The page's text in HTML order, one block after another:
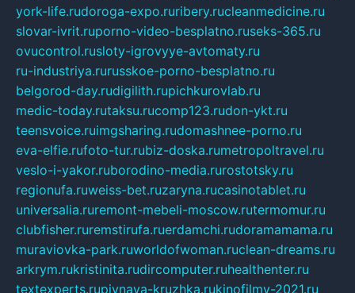
york-life.rudoroga-expo.ruribery.rucleanmedicine.ru
slovar-ivrit.ruporno-video-besplatno.ruseks-365.ru
ovucontrol.rusloty-igrovyye-avtomaty.ru
ru-industriya.rurusskoe-porno-besplatno.ru
belgorod-day.rudigilith.rupichkurovlab.ru
medic-today.rutaksu.rucomp123.rudon-ykt.ru
teensvoice.ruimgsharing.rudomashnee-porno.ru
eva-elfie.rufoto-tur.rubiz-doska.rumetropoltravel.ru
veslo-i-yakor.ruborodino-media.rurostotsky.ru
regionufa.ruweiss-bet.ruzaryna.rucasinotablet.ru
universalia.ruremont-mebeli-moscow.rutermomur.ru
clubfisher.ruremstirufa.ruerdamchi.rudoramamama.ru
muraviovka-park.ruworldofwoman.ruclean-dreams.ru
arkrym.rukristinita.rudircomputer.ruhealthenter.ru
textexperts.rupivnaya-kruzhka.rukinofilmy-2021.ru